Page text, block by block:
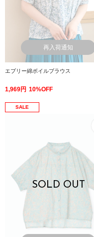
再入荷通知
エブリー綿ボイルブラウス
1,969円 10%OFF
SALE
SOLD OUT